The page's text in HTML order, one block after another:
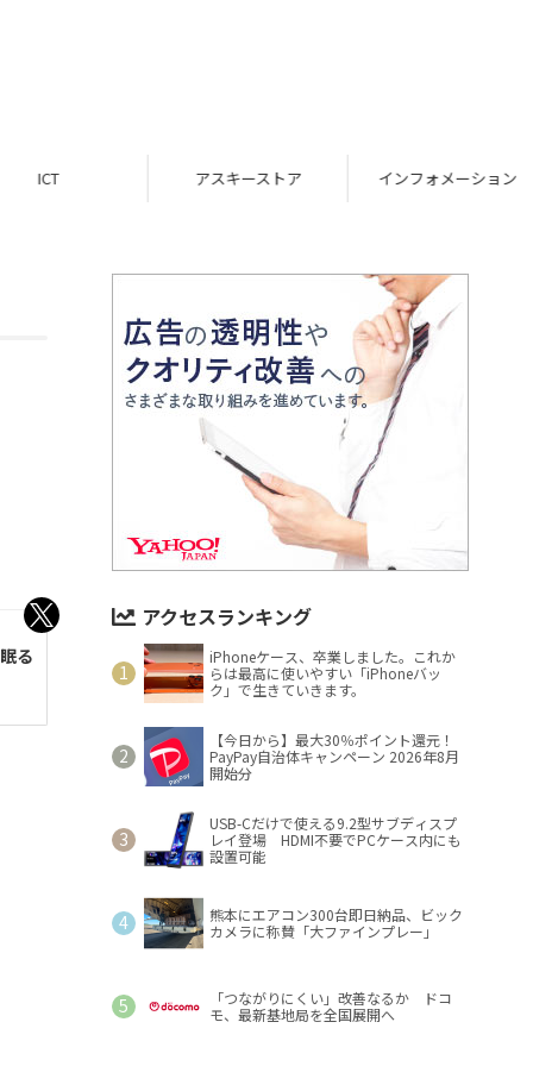
ICT アスキーストア インフォメーション
る
アクセスランキング
iPhoneケース、卒業しました。これか
らは最高に使いやすい「iPhoneバッ
ク」で生きていきます。
【今日から】最大30％ポイント還元！
PayPay自治体キャンペーン 2026年8月
開始分
USB-Cだけで使える9.2型サブディスプ
レイ登場 HDMI不要でPCケース内にも
設置可能
熊本にエアコン300台即日納品、ビック
カメラに称賛「大ファインプレー」
「つながりにくい」改善なるか ドコ
モ、最新基地局を全国展開へ